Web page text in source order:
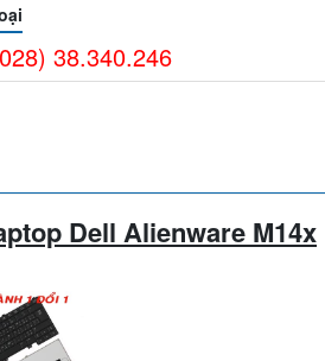
38.340.246
Dell Alienware M14x